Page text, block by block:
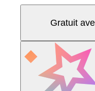
Gratuit